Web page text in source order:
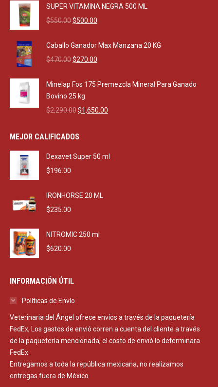
SUPER VITAMINA NEGRA 500 ML
$550.00Original
was:
$550.00.
$500.00
is:
Caballo Ganador Max Manzana 20 KG
$470.00Original
was:
$470.00.
$270.00
is:
Minelap Fos 175 Premezcla Mineral Para Ganado
Bovino 25 kg
$2,290.00Original
was:
$1,650.00
MEJOR CALIFICADOS
Dexavet Super 50 ml
$196.00
IRONHORSE 20 ML
$235.00
NITROMIC 250 ml
$620.00
INFORMACIÓN ÚTIL
Políticas de Envío
Veterinaria del Ángel ofrece envíos a través de la paquetería
FedEx, Los gastos de envió corren a cuenta del cliente a través
de la paquetería mencionada; el costo de envió lo determinara
FedEx.
Entregamos a toda la república mexicana, no realizamos
entregas fuera de México.